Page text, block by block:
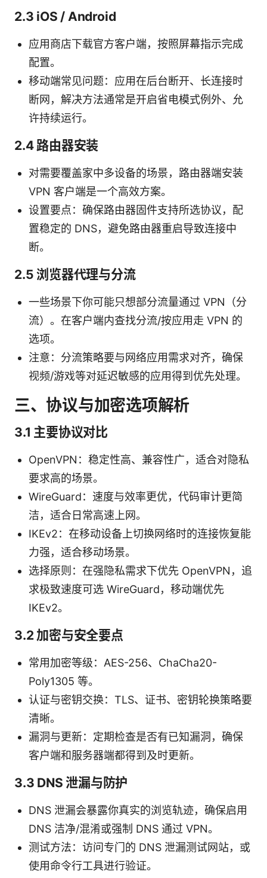
2.3 iOS / Android
应用商店下载官方客户端，按照屏幕指示完成
配置。
移动端常见问题：应用在后台断开、长连接时
断网，解决方法通常是开启省电模式例外、允
许持续运行。
2.4 路由器安装
对需要覆盖家中多设备的场景，路由器端安装
VPN 客户端是一个高效方案。
设置要点：确保路由器固件支持所选协议，配
置稳定的 DNS，避免路由器重启导致连接中
断。
2.5 浏览器代理与分流
一些场景下你可能只想部分流量通过 VPN（分
流）。在客户端内查找分流/按应用走 VPN 的
选项。
注意：分流策略要与网络应用需求对齐，确保
视频/游戏等对延迟敏感的应用得到优先处理。
三、协议与加密选项解析
3.1 主要协议对比
OpenVPN：稳定性高、兼容性广，适合对隐私
要求高的场景。
WireGuard：速度与效率更优，代码审计更简
洁，适合日常高速上网。
IKEv2：在移动设备上切换网络时的连接恢复能
力强，适合移动场景。
选择原则：在强隐私需求下优先 OpenVPN，追
求极致速度可选 WireGuard，移动端优先
IKEv2。
3.2 加密与安全要点
常用加密等级：AES-256、ChaCha20-
Poly1305 等。
认证与密钥交换：TLS、证书、密钥轮换策略要
清晰。
漏洞与更新：定期检查是否有已知漏洞，确保
客户端和服务器端都得到及时更新。
3.3 DNS 泄漏与防护
DNS 泄漏会暴露你真实的浏览轨迹，确保启用
DNS 洁净/混淆或强制 DNS 通过 VPN。
测试方法：访问专门的 DNS 泄漏测试网站，或
使用命令行工具进行验证。